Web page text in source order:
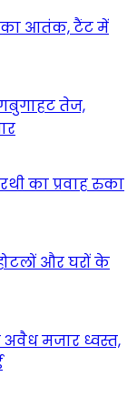
का आतंक, टैंट में
तेज,
का प्रवाह रुका
और घरों के
अवैध मजार ध्वस्त,